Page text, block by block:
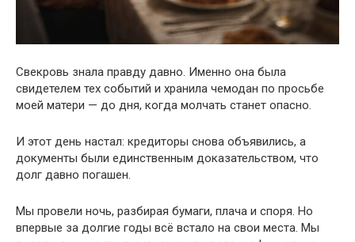
Свекровь знала правду давно. Именно она была
свидетелем тех событий и хранила чемодан по просьбе
моей матери — до дня, когда молчать станет опасно.
И этот день настал: кредиторы снова объявились, а
документы были единственным доказательством, что
долг давно погашен.
Мы провели ночь, разбирая бумаги, плача и споря. Но
впервые за долгие годы всё встало на свои места. Мы